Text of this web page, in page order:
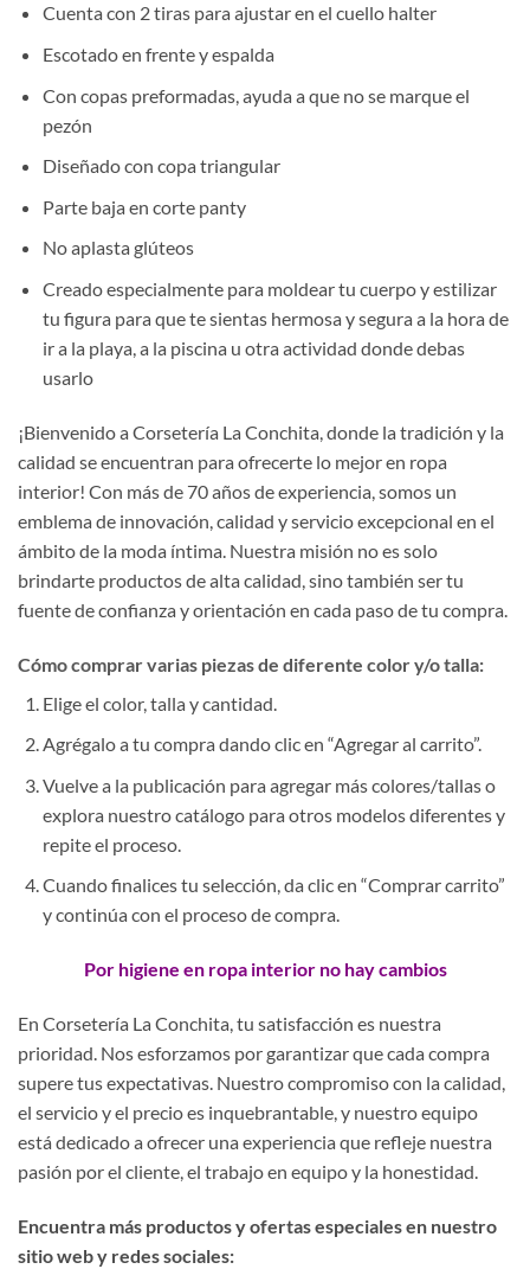
Cuenta con 2 tiras para ajustar en el cuello halter
Escotado en frente y espalda
Con copas preformadas, ayuda a que no se marque el
pezón
Diseñado con copa triangular
Parte baja en corte panty
No aplasta glúteos
Creado especialmente para moldear tu cuerpo y estilizar
tu figura para que te sientas hermosa y segura a la hora de
ir a la playa, a la piscina u otra actividad donde debas
usarlo
¡Bienvenido a Corsetería La Conchita, donde la tradición y la
calidad se encuentran para ofrecerte lo mejor en ropa
interior! Con más de 70 años de experiencia, somos un
emblema de innovación, calidad y servicio excepcional en el
ámbito de la moda íntima. Nuestra misión no es solo
brindarte productos de alta calidad, sino también ser tu
fuente de confianza y orientación en cada paso de tu compra.
Cómo comprar varias piezas de diferente color y/o talla:
Elige el color, talla y cantidad.
Agrégalo a tu compra dando clic en “Agregar al carrito”.
Vuelve a la publicación para agregar más colores/tallas o
explora nuestro catálogo para otros modelos diferentes y
repite el proceso.
Cuando finalices tu selección, da clic en “Comprar carrito”
y continúa con el proceso de compra.
Por higiene en ropa interior no hay cambios
En Corsetería La Conchita, tu satisfacción es nuestra
prioridad. Nos esforzamos por garantizar que cada compra
supere tus expectativas. Nuestro compromiso con la calidad,
el servicio y el precio es inquebrantable, y nuestro equipo
está dedicado a ofrecer una experiencia que refleje nuestra
pasión por el cliente, el trabajo en equipo y la honestidad.
Encuentra más productos y ofertas especiales en nuestro
sitio web y redes sociales: